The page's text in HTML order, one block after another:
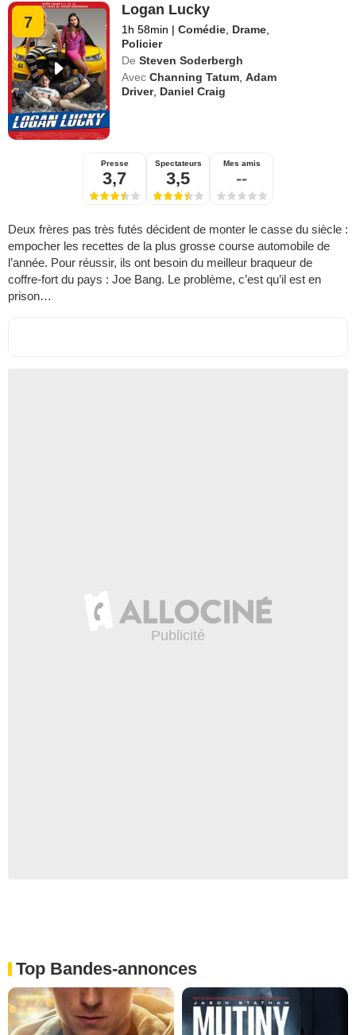
7
Logan Lucky
1h 58min | Comédie Drame
Policier
De Steven Soderbergh
Avec Channing Tatum ,Adam
Driver, Daniel Craig
Presse
3,7
Spectateurs
3,5
Mes amis
--
Deux frères pas très futés décident de monter le casse du siècle :
empocher les recettes de la plus grosse course automobile de
l’année. Pour réussir, ils ont besoin du meilleur braqueur de
coffre-fort du pays : Joe Bang. Le problème, c’est qu’il est en
prison…
Top Bandes-annonces